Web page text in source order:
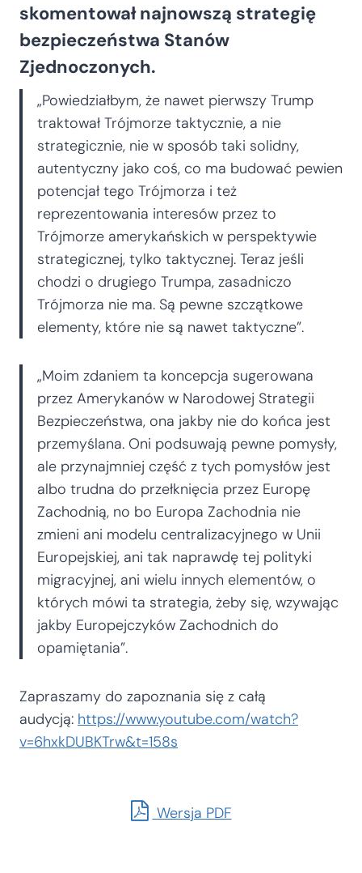
skomentował najnowszą strategię
bezpieczeństwa Stanów
Zjednoczonych.
„Powiedziałbym, że nawet pierwszy Trump
traktował Trójmorze taktycznie, a nie
strategicznie, nie w sposób taki solidny,
autentyczny jako coś, co ma budować pewien
potencjał tego Trójmorza i też
reprezentowania interesów przez to
Trójmorze amerykańskich w perspektywie
strategicznej, tylko taktycznej. Teraz jeśli
chodzi o drugiego Trumpa, zasadniczo
Trójmorza nie ma. Są pewne szczątkowe
elementy, które nie są nawet taktyczne”.
„Moim zdaniem ta koncepcja sugerowana
przez Amerykanów w Narodowej Strategii
Bezpieczeństwa, ona jakby nie do końca jest
przemyślana. Oni podsuwają pewne pomysły,
ale przynajmniej część z tych pomysłów jest
albo trudna do przełknięcia przez Europę
Zachodnią, no bo Europa Zachodnia nie
zmieni ani modelu centralizacyjnego w Unii
Europejskiej, ani tak naprawdę tej polityki
migracyjnej, ani wielu innych elementów, o
których mówi ta strategia, żeby się, wzywając
jakby Europejczyków Zachodnich do
opamiętania”.
Zapraszamy do zapoznania się z całą
audycją: https://www.youtube.com/watch?
v=6hxkDUBKTrw&t=158s
Wersja PDF